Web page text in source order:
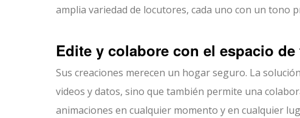
amplia variedad de locutores, cada uno con un tono
Edite y colabore con el espacio
Sus creaciones merecen un hogar seguro. La
videos y datos, sino que también permite una
animaciones en cualquier momento y en cualquier